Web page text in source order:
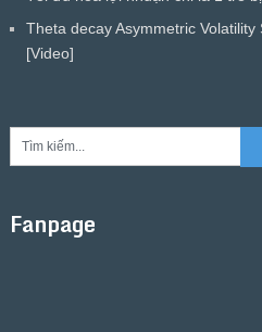
Theta decay Asymmetric Volatility
[Video]
Fanpage